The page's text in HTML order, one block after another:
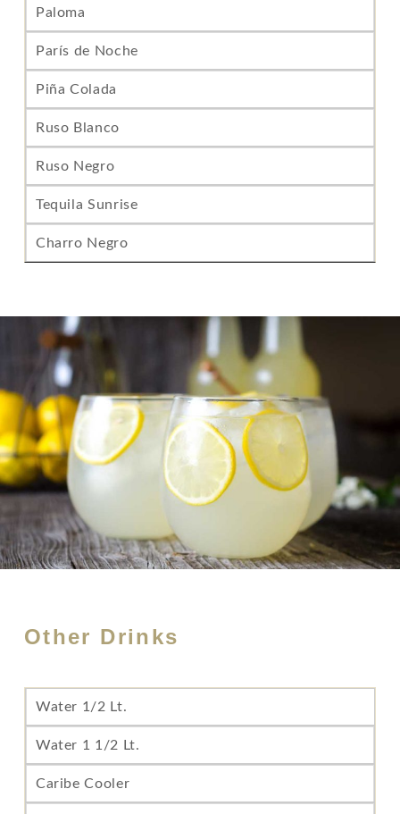
Paloma
París de Noche
Piña Colada
Ruso Blanco
Ruso Negro
Tequila Sunrise
Charro Negro
Other Drinks
Water 1/2 Lt.
Water 1 1/2 Lt.
Caribe Cooler